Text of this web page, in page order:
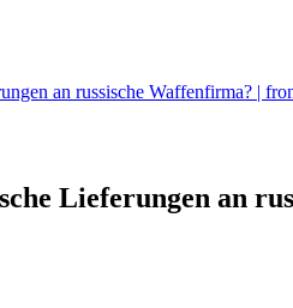
an russische Waffenfirma? |
Lieferungen an